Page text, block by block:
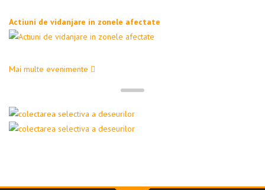
Actiuni de vidanjare in zonele afectate
Mai multe evenimente